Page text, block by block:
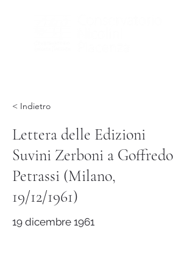
< Indietro
Lettera delle Edizioni
Suvini Zerboni a Goffredo
Petrassi (Milano,
19/12/1961)
19 dicembre 1961